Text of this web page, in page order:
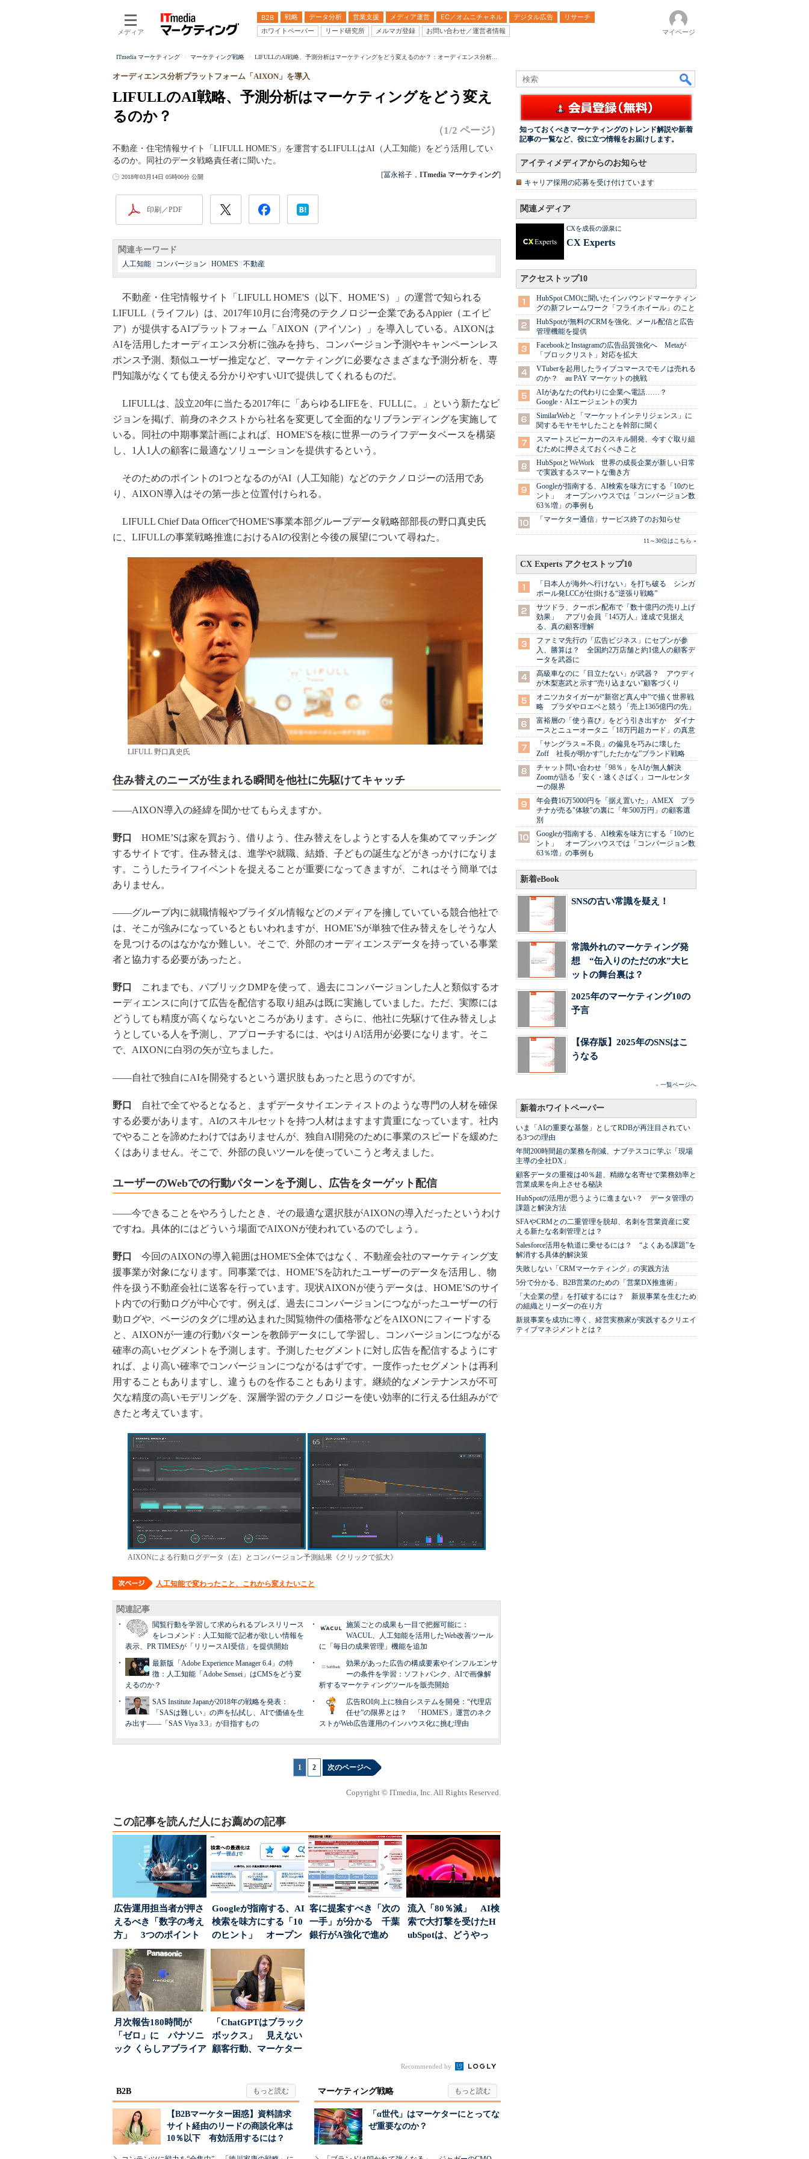
メディア
B2B 戦略 データ分析 営業支援 メディア運営 EC／オムニチャネル デジタル広告
リサーチ
ホワイトペーパー
リード研究所 メルマガ登録 お問い合わせ／運営者情報 マイページ
ITmedia マーケティング マーケティング戦略 LIFULLのAI戦略、予測分析はマーケティングをどう変えるのか？：オーディエンス分析...
LIFULLのAI戦略、予測分析はマーケティングをどう変え
るのか？
オーディエンス分析プラットフォーム「AIXON」を導入
（1/2 ページ）
不動産・住宅情報サイト「LIFULL HOME'S」を運営するLIFULLはAI（人工知能）をどう活用してい
るのか。同社のデータ戦略責任者に聞いた。
2018年03月14日 05時00分 公開 [冨永裕子 ， ITmedia マーケティング]
印刷／PDF
関連キーワード
人工知能 コンバージョン HOME'S 不動産
不動産・住宅情報サイト「LIFULL HOME'S（以下、HOME’S）」の運営で知られる
LIFULL（ライフル）は、2017年10月に台湾発のテクノロジー企業であるAppier（エイピ
ア）が提供するAIプラットフォーム「AIXON（アイソン）」を導入している。AIXONは
AIを活用したオーディエンス分析に強みを持ち、コンバージョン予測やキャンペーンレス
ポンス予測、類似ユーザー推定など、マーケティングに必要なさまざまな予測分析を、専
門知識がなくても使える分かりやすいUIで提供してくれるものだ。
LIFULLは、設立20年に当たる2017年に「あらゆるLIFEを、FULLに。」という新たなビ
ジョンを掲げ、前身のネクストから社名を変更して全面的なリブランディングを実施して
いる。同社の中期事業計画によれば、HOME'Sを核に世界一のライフデータベースを構築
し、1人1人の顧客に最適なソリューションを提供するという。
そのためのポイントの1つとなるのがAI（人工知能）などのテクノロジーの活用であ
り、AIXON導入はその第一歩と位置付けられる。
LIFULL Chief Data OfficerでHOME'S事業本部グループデータ戦略部部長の野口真史氏
に、LIFULLの事業戦略推進におけるAIの役割と今後の展望について尋ねた。
LIFULL 野口真史氏
住み替えのニーズが生まれる瞬間を他社に先駆けてキャッチ
――AIXON導入の経緯を聞かせてもらえますか。
野口
HOME’Sは家を買おう、借りよう、住み替えをしようとする人を集めてマッチング
するサイトです。住み替えは、進学や就職、結婚、子どもの誕生などがきっかけになりま
す。こうしたライフイベントを捉えることが重要になってきますが、これはそう簡単では
ありません。
――グループ内に就職情報やブライダル情報などのメディアを擁していている競合他社で
は、そこが強みになっているともいわれますが、HOME’Sが単独で住み替えをしそうな人
を見つけるのはなかなか難しい。そこで、外部のオーディエンスデータを持っている事業
者と協力する必要があったと。
野口
これまでも、パブリックDMPを使って、過去にコンバージョンした人と類似するオ
ーディエンスに向けて広告を配信する取り組みは既に実施していました。ただ、実際には
どうしても精度が高くならないところがあります。さらに、他社に先駆けて住み替えしよ
うとしている人を予測し、アプローチするには、やはりAI活用が必要になります。そこ
で、AIXONに白羽の矢が立ちました。
――自社で独自にAIを開発するという選択肢もあったと思うのですが。
野口
自社で全てやるとなると、まずデータサイエンティストのような専門の人材を確保
する必要があります。AIのスキルセットを持つ人材はますます貴重になっています。社内
でやることを諦めたわけではありませんが、独自AI開発のために事業のスピードを緩めた
くはありません。そこで、外部の良いツールを使っていこうと考えました。
ユーザーのWebでの行動パターンを予測し、広告をターゲット配信
――今できることをやろうしたとき、その最適な選択肢がAIXONの導入だったというわけ
ですね。具体的にはどういう場面でAIXONが使われているのでしょう。
野口
今回のAIXONの導入範囲はHOME'S全体ではなく、不動産会社のマーケティング支
援事業が対象になります。同事業では、HOME’Sを訪れたユーザーのデータを活用し、物
件を扱う不動産会社に送客を行っています。現状AIXONが使うデータは、HOME’Sのサイ
ト内での行動ログが中心です。例えば、過去にコンバージョンにつながったユーザーの行
動ログや、ページのタグに埋め込まれた閲覧物件の価格帯などをAIXONにフィードする
と、AIXONが一連の行動パターンを教師データにして学習し、コンバージョンにつながる
確率の高いセグメントを予測します。予測したセグメントに対し広告を配信するようにす
れば、より高い確率でコンバージョンにつながるはずです。一度作ったセグメントは再利
用することもありますし、違うものを作ることもあります。継続的なメンテナンスが不可
欠な精度の高いモデリングを、深層学習のテクノロジーを使い効率的に行える仕組みがで
きたと考えています。
AIXONによる行動ログデータ（左）とコンバージョン予測結果《クリックで拡大》
人工知能で変わったこと、これから変えたいこと
関連記事
閲覧行動を学習して求められるプレスリリース
をレコメンド：人工知能で記者が欲しい情報を
表示、PR TIMESが「リリースAI受信」を提供開始
施策ごとの成果も一目で把握可能に：
WACUL、人工知能を活用したWeb改善ツール
に「毎日の成果管理」機能を追加
最新版「Adobe Experience Manager 6.4」の特
徴：人工知能「Adobe Sensei」はCMSをどう変
えるのか？
効果があった広告の構成要素やインフルエンサ
ーの条件を学習：ソフトバンク、AIで画像解
析するマーケティングツールを販売開始
SAS Institute Japanが2018年の戦略を発表：
「SASは難しい」の声を払拭し、AIで価値を生
み出す――「SAS Viya 3.3」が目指すもの
広告ROI向上に独自システムを開発：“代理店
任せ”の限界とは？ 「HOME'S」運営のネク
ストがWeb広告運用のインハウス化に挑む理由
1 2 次のページへ
Copyright © ITmedia, Inc. All Rights Reserved.
この記事を読んだ人にお薦めの記事
広告運用担当者が押さ
えるべき「数字の考え
方」 3つのポイント
とは
Googleが指南する、AI
検索を味方にする「10
のヒント」 オープン
ハウスでは...
客に提案すべき「次の
一手」が分かる 千葉
銀行がA強化で進め
流入「80％減」 AI検
索で大打撃を受けたH
ubSpotは、どうやっ
月次報告180時間が
「ゼロ」に パナソニ
ック くらしアプライア
「ChatGPTはブラック
ボックス」 見えない
顧客行動、マーケター
Recommended by
B2B
【B2Bマーケター困惑】資料請求
サイト経由のリードの商談化率は
10％以下 有効活用するには？
マーケティング戦略
「α世代」はマーケターにとってな
ぜ重要なのか？
知っておくべきマーケティングのトレンド解説や新着
記事の一覧など、役に立つ情報をお届けします。
アイティメディアからのお知らせ
キャリア採用の応募を受け付けています
関連メディア
CXを成長の源泉に
CX Experts
アクセストップ10
HubSpot CMOに聞いたインバウンドマーケティン
グの新フレームワーク「フライホイール」のこと
HubSpotが無料のCRMを強化、メール配信と広告
管理機能を提供
FacebookとInstagramの広告品質強化へ Metaが
「ブロックリスト」対応を拡大
VTuberを起用したライブコマースでモノは売れる
のか？ au PAY マーケットの挑戦
AIがあなたの代わりに企業へ電話……？
Google・AIエージェントの実力
SimilarWebと「マーケットインテリジェンス」に
関するモヤモヤしたことを幹部に聞く
スマートスピーカーのスキル開発、今すぐ取り組
むために押さえておくべきこと
HubSpotとWeWork 世界の成長企業が新しい日常
で実践するスマートな働き方
Googleが指南する、AI検索を味方にする「10のヒ
ント」 オープンハウスでは「コンバージョン数
63％増」の事例も
「マーケター通信」サービス終了のお知らせ
11～30位はこちら »
CX Experts アクセストップ10
「日本人が海外へ行けない」を打ち破る シンガ
ポール発LCCが仕掛ける“逆張り戦略”
サツドラ、クーポン配布で「数十億円の売り上げ
効果」 アプリ会員「145万人」達成で見据え
る、真の顧客理解
ファミマ先行の「広告ビジネス」にセブンが参
入、勝算は？ 全国約2万店舗と約1億人の顧客デ
ータを武器に
高級車なのに「目立たない」が武器？ アウディ
が木梨憲武と示す“売り込まない”顧客づくり
オニツカタイガーが“新宿ど真ん中”で描く世界戦
略 プラダやロエベと競う「売上1365億円の先」
富裕層の「使う喜び」をどう引き出すか ダイナ
ースとニューオータニ「18万円超カード」の真意
「サングラス＝不良」の偏見を巧みに壊した
Zoff 社長が明かす“したたかな”ブランド戦略
チャット問い合わせ「98％」をAIが無人解決
Zoomが語る「安く・速くさばく」コールセンタ
ーの限界
年会費16万5000円を「据え置いた」AMEX プラ
チナが売る"体験"の裏に「年500万円」の顧客選
別
Googleが指南する、AI検索を味方にする「10のヒ
ント」 オープンハウスでは「コンバージョン数
63％増」の事例も
新着eBook
SNSの古い常識を疑え！
常識外れのマーケティング発
想 “缶入りのただの水”大ヒ
ットの舞台裏は？
2025年のマーケティング10の
予言
【保存版】2025年のSNSはこ
うなる
» 一覧ページへ
新着ホワイトペーパー
いま「AIの重要な基盤」としてRDBが再注目されてい
る3つの理由
年間200時間超の業務を削減、ナブテスコに学ぶ「現場
主導の全社DX」
顧客データの重複は40％超、精緻な名寄せで業務効率と
営業成果を向上させる秘訣
HubSpotの活用が思うように進まない？ データ管理の
課題と解決方法
SFAやCRMとの二重管理を脱却、名刺を営業資産に変
える新たな名刺管理とは？
Salesforce活用を軌道に乗せるには？ “よくある課題”を
解消する具体的解決策
失敗しない「CRMマーケティング」の実践方法
5分で分かる、B2B営業のための「営業DX推進術」
「大企業の壁」を打破するには？ 新規事業を生むため
の組織とリーダーの在り方
新規事業を成功に導く、経営実務家が実践するクリエイ
ティブマネジメントとは？